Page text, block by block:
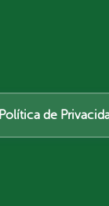
Política de